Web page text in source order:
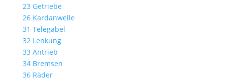
23 Getriebe
26 Kardanwelle
31 Telegabel
32 Lenkung
33 Antrieb
34 Bremsen
36 Räder